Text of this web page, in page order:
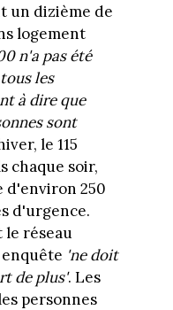
un dizième de
logement
n'a pas été
les
à dire que
sont
le 115
chaque soir,
d'environ 250
d'urgence.
le réseau
'ne doit
de plus'. Les
personnes